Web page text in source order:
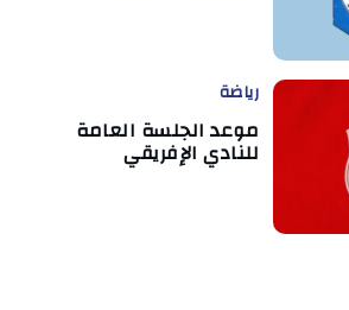
رياضة
موعد الجلسة العامة
للنادي الإفريقي